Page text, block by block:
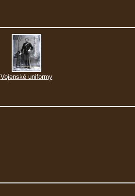
Vojenské uniformy